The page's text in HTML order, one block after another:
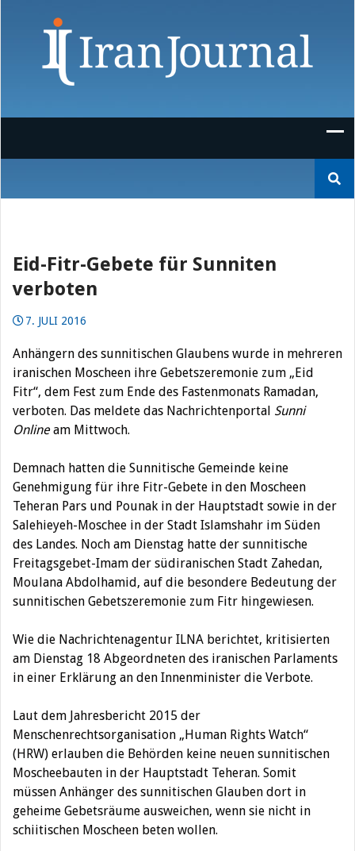
nach:
Eid-Fitr-Gebete für Sunniten
verboten
7. JULI 2016
Anhängern des sunnitischen Glaubens wurde in mehreren
iranischen Moscheen ihre Gebetszeremonie zum „Eid
Fitr“, dem Fest zum Ende des Fastenmonats Ramadan,
verboten. Das meldete das Nachrichtenportal Sunni
Onlineam Mittwoch.
Demnach hatten die Sunnitische Gemeinde keine
Genehmigung für ihre Fitr-Gebete in den Moscheen
Teheran Pars und Pounak in der Hauptstadt sowie in der
Salehieyeh-Moschee in der Stadt Islamshahr im Süden
des Landes. Noch am Dienstag hatte der sunnitische
Freitagsgebet-Imam der südiranischen Stadt Zahedan,
Moulana Abdolhamid, auf die besondere Bedeutung der
sunnitischen Gebetszeremonie zum Fitr hingewiesen.
Wie die Nachrichtenagentur ILNA berichtet, kritisierten
am Dienstag 18 Abgeordneten des iranischen Parlaments
in einer Erklärung an den Innenminister die Verbote.
Laut dem Jahresbericht 2015 der
Menschenrechtsorganisation „Human Rights Watch“
(HRW) erlauben die Behörden keine neuen sunnitischen
Moscheebauten in der Hauptstadt Teheran. Somit
müssen Anhänger des sunnitischen Glauben dort in
geheime Gebetsräume ausweichen, wenn sie nicht in
schiitischen Moscheen beten wollen.